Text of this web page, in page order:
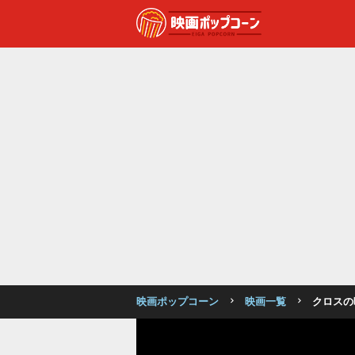
映画ポップコーン 映画一覧 クロス